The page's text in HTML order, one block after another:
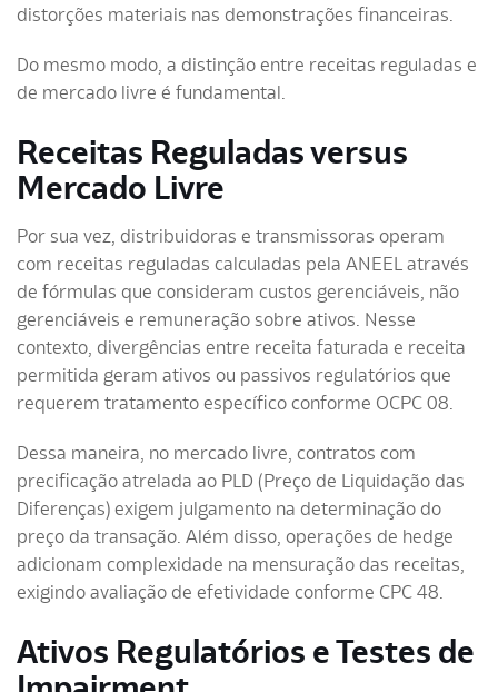
distorções materiais nas demonstrações financeiras.
Do mesmo modo, a distinção entre receitas reguladas e
de mercado livre é fundamental.
Receitas Reguladas versus
Mercado Livre
Por sua vez, distribuidoras e transmissoras operam
com receitas reguladas calculadas pela ANEEL através
de fórmulas que consideram custos gerenciáveis, não
gerenciáveis e remuneração sobre ativos. Nesse
contexto, divergências entre receita faturada e receita
permitida geram ativos ou passivos regulatórios que
requerem tratamento específico conforme OCPC 08.
Dessa maneira, no mercado livre, contratos com
precificação atrelada ao PLD (Preço de Liquidação das
Diferenças) exigem julgamento na determinação do
preço da transação. Além disso, operações de hedge
adicionam complexidade na mensuração das receitas,
exigindo avaliação de efetividade conforme CPC 48.
Ativos Regulatórios e Testes de